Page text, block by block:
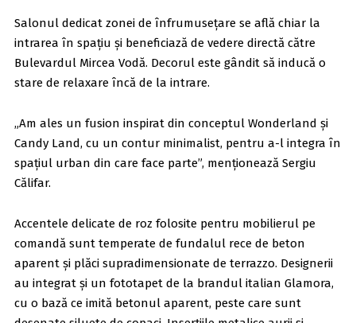
Salonul dedicat zonei de înfrumusețare se află chiar la
intrarea în spațiu și beneficiază de vedere directă către
Bulevardul Mircea Vodă. Decorul este gândit să inducă o
stare de relaxare încă de la intrare.
„Am ales un fusion inspirat din conceptul Wonderland și
Candy Land, cu un contur minimalist, pentru a-l integra în
spațiul urban din care face parte”, menționează Sergiu
Călifar.
Accentele delicate de roz folosite pentru mobilierul pe
comandă sunt temperate de fundalul rece de beton
aparent și plăci supradimensionate de terrazzo. Designerii
au integrat și un fototapet de la brandul italian Glamora,
cu o bază ce imită betonul aparent, peste care sunt